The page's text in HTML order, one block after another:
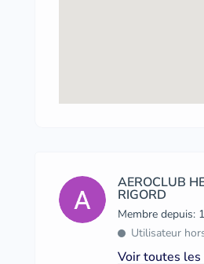
AEROCLUB
RIGORD
Membre depuis:
Utilisateur
Voir toutes les